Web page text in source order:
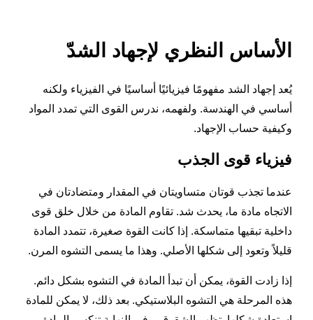
الأساس النظري لإجهاد الشدّ
يُعد إجهاد الشد مفهومًا فيزيائيًا أساسيًا في الفيزياء ولكنه
أساسي في الهندسة. ولفهمه، ندرس القوى التي تمدد المواد
وكيفية حساب الإجهاد.
فيزياء قوى الجذب
عندما تجذب قوتان متساويتان في المقدار ومتضادتان في
الاتجاه مادة ما، يحدث شد. تقاوم المادة من خلال خلق قوى
داخلية تبقيها متماسكة. إذا كانت القوة صغيرة، تتمدد المادة
قليلاً وتعود إلى شكلها الأصلي. وهذا ما يسمى التشوه المرن.
إذا زادت القوة، يمكن أن تبدأ المادة في التشوه بشكل دائم.
هذه المرحلة هي التشوه البلاستيكي. بعد ذلك، لا يمكن للمادة